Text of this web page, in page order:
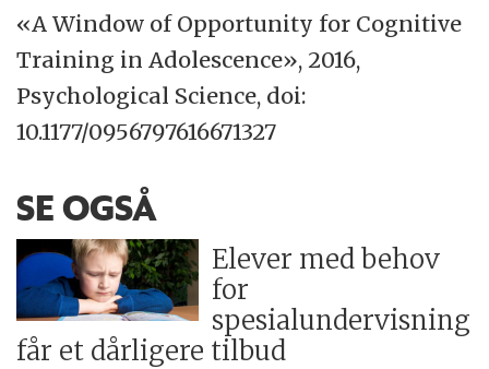
«A Window of Opportunity for Cognitive
Training in Adolescence», 2016,
Psychological Science, doi:
10.1177/0956797616671327
SE OGSÅ
Elever med behov
for
spesialundervisning
får et dårligere tilbud